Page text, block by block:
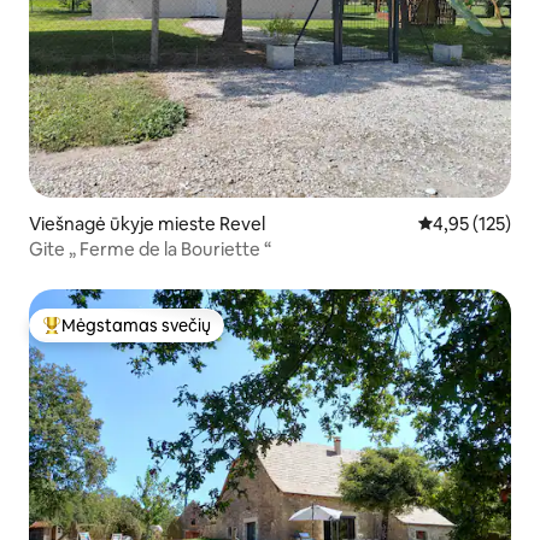
Viešnagė ūkyje mieste Revel Vidutinis
4,95 (125)
Gite „ Ferme de la Bouriette “
Svečių mėgstamiausias
Mėgstamas svečių